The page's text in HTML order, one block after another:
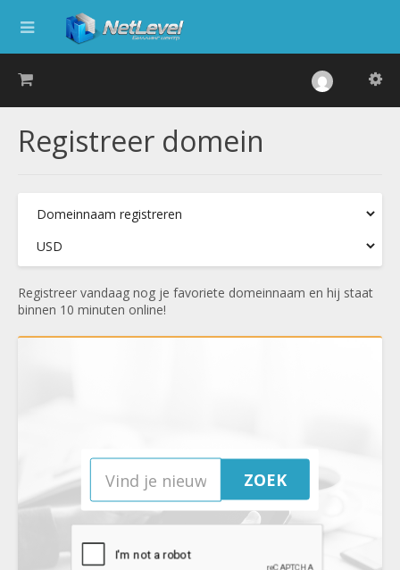
Registreer domein
Registreer vandaag nog je favoriete domeinnaam en hij staat
binnen 10 minuten online!
ZOEK